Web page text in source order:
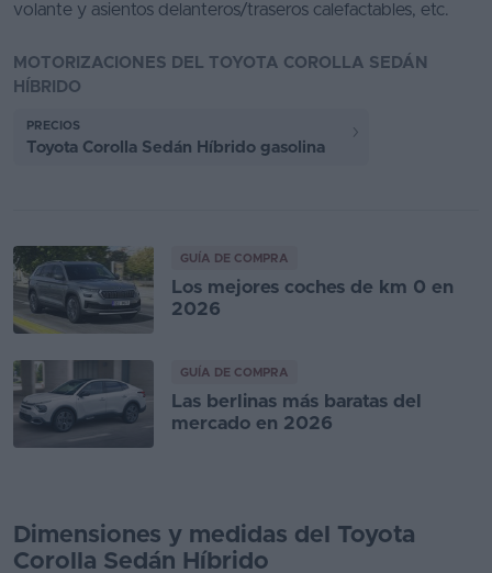
volante y asientos delanteros/traseros calefactables, etc.
MOTORIZACIONES DEL TOYOTA COROLLA SEDÁN
HÍBRIDO
PRECIOS
Toyota Corolla Sedán Híbrido gasolina
GUÍA DE COMPRA
Los mejores coches de km 0 en
2026
GUÍA DE COMPRA
Las berlinas más baratas del
mercado en 2026
Dimensiones y medidas del Toyota
Corolla Sedán Híbrido